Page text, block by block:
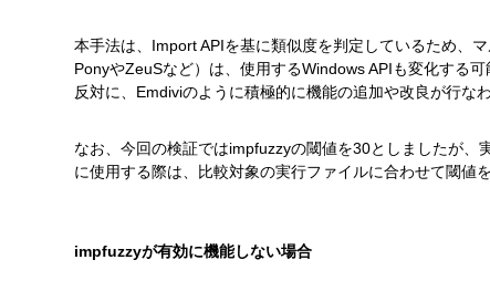
本手法は、Import APIを基に類似度を判定しているため、
PonyやZeuSなど）は、使用するWindows APIも変化する
反対に、Emdiviのように積極的に機能の追加や改良が行な
なお、今回の検証ではimpfuzzyの閾値を30としましたが
に使用する際は、比較対象の実行ファイルに合わせて閾値
impfuzzyが有効に機能しない場合